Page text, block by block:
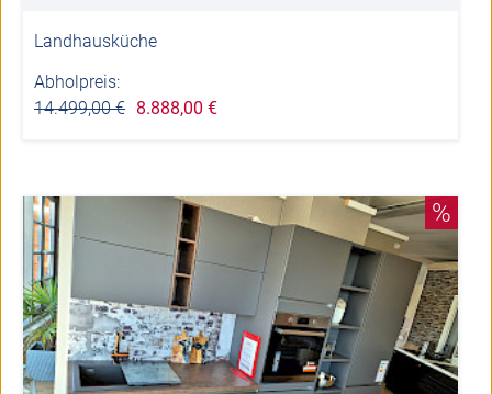
Landhausküche
Abholpreis:
14.499,00 € 8.888,00 €
%